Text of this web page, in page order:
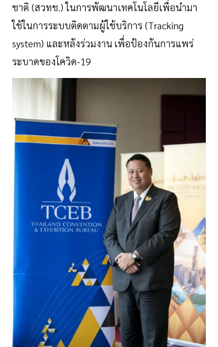
ชาติ (สวทช.)ในการพัฒนาเทคโนโลยีเพื่อนำมา
ใช้ในการระบบติดตามผู้ใช้บริการ (Tracking
system) และหลังร่วมงาน เพื่อป้องกันการแพร่
ระบาดของโควิด-19